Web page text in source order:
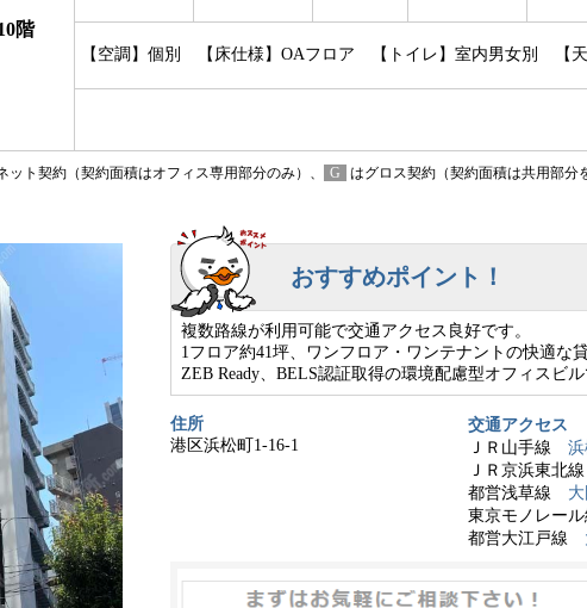
階
【空調】個別 【床仕様】OAフロア 【トイレ】室内男女別 【天
ット契約（契約面積はオフィス専用部分のみ）、 G はグロス契約（契約面積は共用部分
おすすめポイント！
複数路線が利用可能で交通アクセス良好です。
1フロア約41坪、ワンフロア・ワンテナントの快適な貸
ZEB Ready、BELS認証取得の環境配慮型オフィスビル
住所
港区浜松町1-16-1
交通アクセス
ＪＲ山手線
ＪＲ京浜東北
都営浅草線
東京モノレー
都営大江戸線